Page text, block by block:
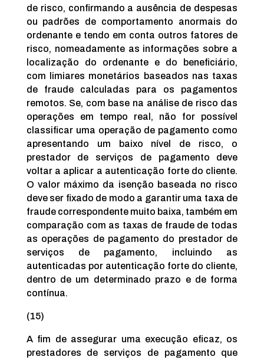
de risco, confirmando a ausência de despesas
ou padrões de comportamento anormais do
ordenante e tendo em conta outros fatores de
risco, nomeadamente as informações sobre a
localização do ordenante e do beneficiário,
com limiares monetários baseados nas taxas
de fraude calculadas para os pagamentos
remotos. Se, com base na análise de risco das
operações em tempo real, não for possível
classificar uma operação de pagamento como
apresentando um baixo nível de risco, o
prestador de serviços de pagamento deve
voltar a aplicar a autenticação forte do cliente.
O valor máximo da isenção baseada no risco
deve ser fixado de modo a garantir uma taxa de
fraude correspondente muito baixa, também em
comparação com as taxas de fraude de todas
as operações de pagamento do prestador de
serviços de pagamento, incluindo as
autenticadas por autenticação forte do cliente,
dentro de um determinado prazo e de forma
contínua.
(15)
A fim de assegurar uma execução eficaz, os
prestadores de serviços de pagamento que